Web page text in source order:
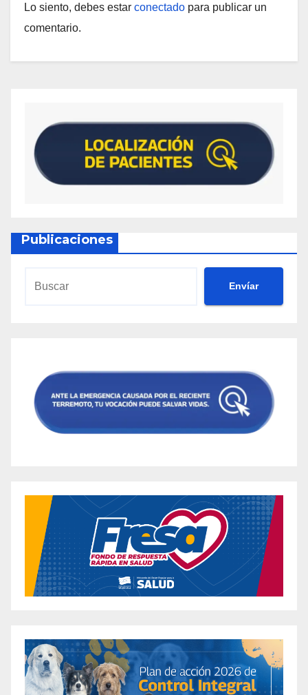
Lo siento, debes estar conectado para publicar un
comentario.
Publicaciones
Envíar